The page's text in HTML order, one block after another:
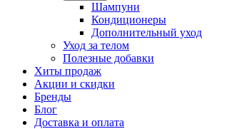
Шампуни
Кондиционеры
Дополнительный уход
Уход за телом
Полезные добавки
Хиты продаж
Акции и скидки
Бренды
Блог
Доставка и оплата